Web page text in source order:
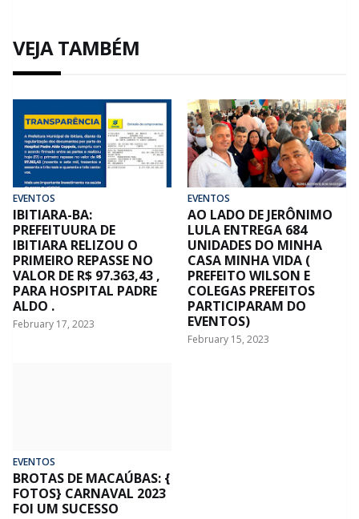
VEJA TAMBÉM
EVENTOS
IBITIARA-BA:
PREFEITUURA DE
IBITIARA RELIZOU O
PRIMEIRO REPASSE NO
VALOR DE R$ 97.363,43 ,
PARA HOSPITAL PADRE
ALDO .
February 17, 2023
EVENTOS
AO LADO DE JERÔNIMO
LULA ENTREGA 684
UNIDADES DO MINHA
CASA MINHA VIDA (
PREFEITO WILSON E
COLEGAS PREFEITOS
PARTICIPARAM DO
EVENTOS)
February 15, 2023
EVENTOS
BROTAS DE MACAÚBAS: {
FOTOS} CARNAVAL 2023
FOI UM SUCESSO